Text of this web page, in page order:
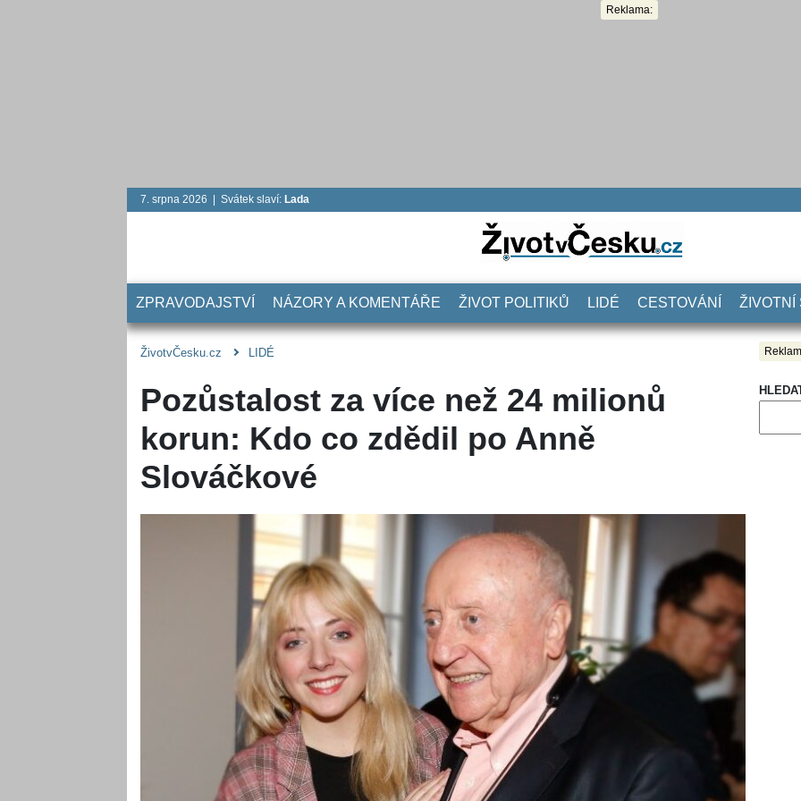
Reklama:
7. srpna 2026 | Svátek slaví: Lada
ZPRAVODAJSTVÍ NÁZORY A KOMENTÁŘE ŽIVOT POLITIKŮ LIDÉ CESTOVÁNÍ ŽIVOTNÍ
ŽivotvČesku.cz LIDÉ
Pozůstalost za více než 24 milionů
korun: Kdo co zdědil po Anně
Slováčkové